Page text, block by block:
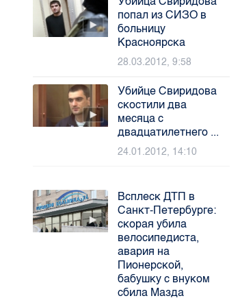
попал из СИЗО в
больницу
Красноярска
28.03.2012, 9:58
Убийце Свиридова
скостили два
месяца с
двадцатилетнего ...
24.01.2012, 14:10
Всплеск ДТП в
Санкт-Петербурге:
скорая убила
велосипедиста,
авария на
Пионерской,
бабушку с внуком
сбила Мазда